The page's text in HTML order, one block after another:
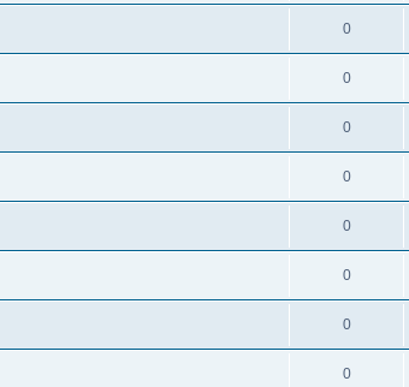
0
0
0
0
0
0
0
0